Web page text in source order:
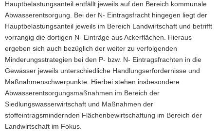
Hauptbelastungsanteil entfällt jeweils auf den Bereich kommunale
Abwasserentsorgung. Bei der N- Eintragsfracht hingegen liegt der
Hauptbelastungsanteil jeweils im Bereich Landwirtschaft und betrifft
vorrangig die dortigen N- Einträge aus Ackerflächen. Hieraus
ergeben sich auch bezüglich der weiter zu verfolgenden
Minderungsstrategien bei den P- bzw. N- Eintragsfrachten in die
Gewässer jeweils unterschiedliche Handlungserfordernisse und
Maßnahmenschwerpunkte. Hierbei stehen insbesondere
Abwasserentsorgungsmaßnahmen im Bereich der
Siedlungswasserwirtschaft und Maßnahmen der
stoffeintragsmindernden Flächenbewirtschaftung im Bereich der
Landwirtschaft im Fokus.